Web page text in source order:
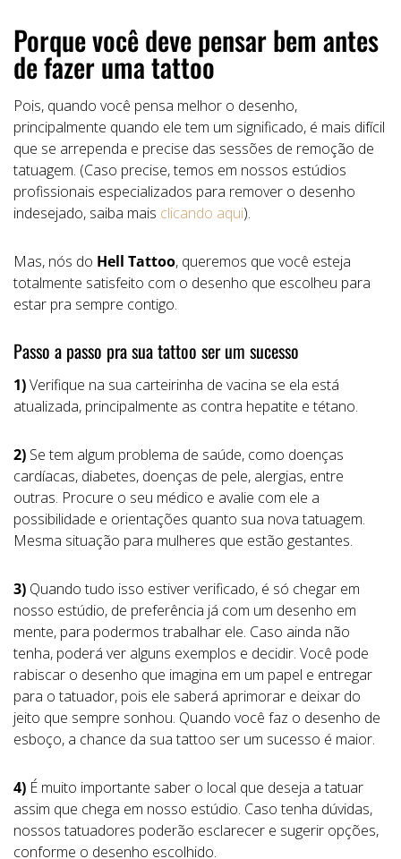
Porque você deve pensar bem antes
de fazer uma tattoo
Pois, quando você pensa melhor o desenho,
principalmente quando ele tem um significado, é mais difícil
que se arrependa e precise das sessões de remoção de
tatuagem. (Caso precise, temos em nossos estúdios
profissionais especializados para remover o desenho
indesejado, saiba mais clicando aqui).
Mas, nós do Hell Tattoo, queremos que você esteja
totalmente satisfeito com o desenho que escolheu para
estar pra sempre contigo.
Passo a passo pra sua tattoo ser um sucesso
1)Verifique na sua carteirinha de vacina se ela está
atualizada, principalmente as contra hepatite e tétano.
2) Se tem algum problema de saúde, como doenças
cardíacas, diabetes, doenças de pele, alergias, entre
outras. Procure o seu médico e avalie com ele a
possibilidade e orientações quanto sua nova tatuagem.
Mesma situação para mulheres que estão gestantes.
3) Quando tudo isso estiver verificado, é só chegar em
nosso estúdio, de preferência já com um desenho em
mente, para podermos trabalhar ele. Caso ainda não
tenha, poderá ver alguns exemplos e decidir. Você pode
rabiscar o desenho que imagina em um papel e entregar
para o tatuador, pois ele saberá aprimorar e deixar do
jeito que sempre sonhou. Quando você faz o desenho de
esboço, a chance da sua tattoo ser um sucesso é maior.
4) É muito importante saber o local que deseja a tatuar
assim que chega em nosso estúdio. Caso tenha dúvidas,
nossos tatuadores poderão esclarecer e sugerir opções,
conforme o desenho escolhido.